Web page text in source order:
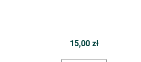
15,00 zł